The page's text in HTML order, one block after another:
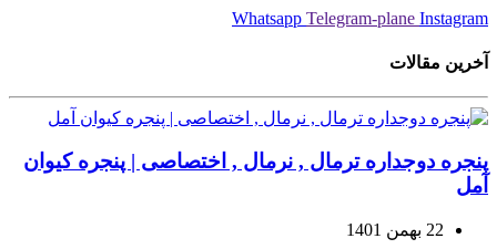
Whatsapp Telegram-plane Instagram
آخرین مقالات
پنجره دوجداره ترمال , نرمال , اختصاصی | پنجره کیوان
آمل
22 بهمن 1401